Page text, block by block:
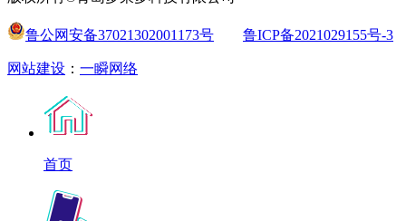
鲁公网安备37021302001173号 鲁ICP备2021029155号-3
网站建设 ： 一瞬网络
首页